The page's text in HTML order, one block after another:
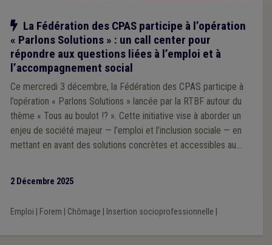
Notre action
La Fédération des CPAS participe à l’opération
« Parlons Solutions » : un call center pour
répondre aux questions liées à l’emploi et à
l’accompagnement social
Ce mercredi 3 décembre, la Fédération des CPAS participe à
l’opération « Parlons Solutions » lancée par la RTBF autour du
thème « Tous au boulot !? ». Cette initiative vise à aborder un
enjeu de société majeur — l’emploi et l’inclusion sociale — en
mettant en avant des solutions concrètes et accessibles au
2 Décembre 2025
Emploi Forem Chômage Insertion socioprofessionnelle